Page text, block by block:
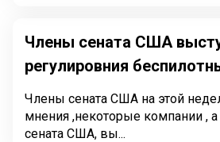
Члены сената США
регулировния
Члены сената США на этой
мнения ,некоторые компании ,
сената США, вы...